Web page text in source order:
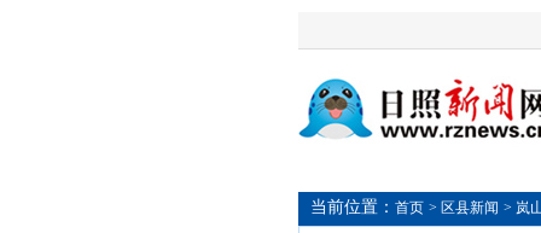
当前位置： 首页 > 区县新闻 > 岚